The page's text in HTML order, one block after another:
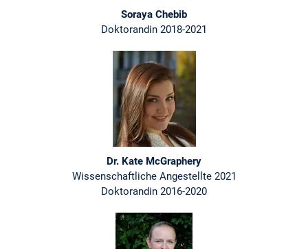
Soraya Chebib
Doktorandin 2018-2021
Dr. Kate McGraphery
Wissenschaftliche Angestellte 2021
Doktorandin 2016-2020